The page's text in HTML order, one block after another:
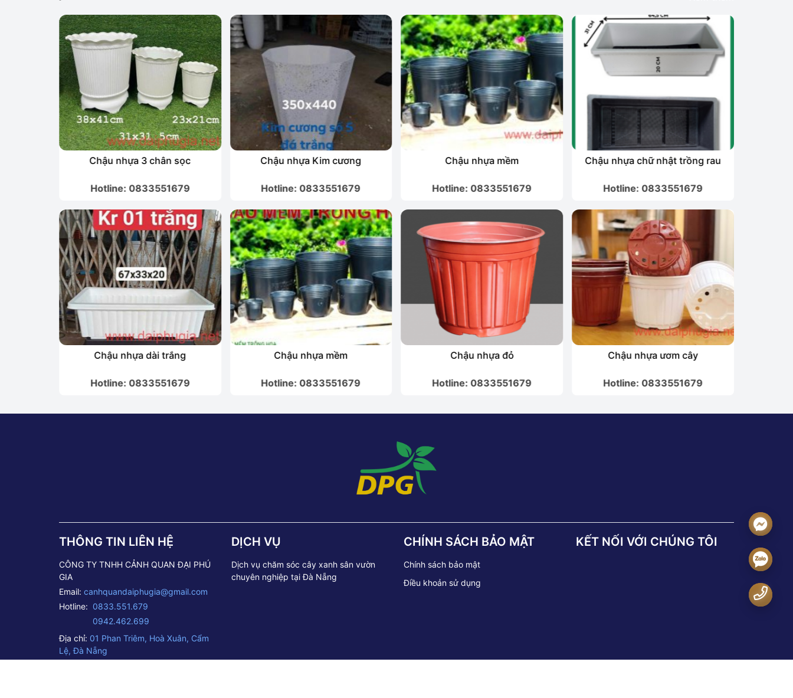
Chậu nhựa 3 chân sọc
Hotline: 0833551679
Chậu nhựa Kim cương
Hotline: 0833551679
Chậu nhựa mềm
Hotline: 0833551679
Chậu nhựa chữ nhật trồng rau
Hotline: 0833551679
Chậu nhựa dài trắng
Hotline: 0833551679
Chậu nhựa mềm
Hotline: 0833551679
Chậu nhựa đỏ
Hotline: 0833551679
Chậu nhựa ươm cây
Hotline: 0833551679
THÔNG TIN LIÊN HỆ
CÔNG TY TNHH CẢNH QUAN ĐẠI PHÚ
GIA
Email: canhquandaiphugia@gmail.com
Hotline: 0833.551.679
0942.462.699
Địa chỉ: 01 Phan Triêm, Hoà Xuân, Cẩm
Lệ, Đà Nẵng
DỊCH VỤ
Dịch vụ chăm sóc cây xanh sân vườn
chuyên nghiệp tại Đà Nẵng
CHÍNH SÁCH BẢO MẬT
Chính sách bảo mật
Điều khoản sử dụng
KẾT NỐI VỚI CHÚNG TÔI